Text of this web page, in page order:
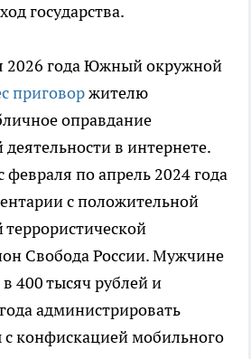
государства.
2026 года Южный окружной
приговоржителю
оправдание
в интернете.
февраля по апрель 2024 года
с положительной
Свобода России. Мужчине
400 тысяч рублей и
администрировать
с конфискацией мобильного